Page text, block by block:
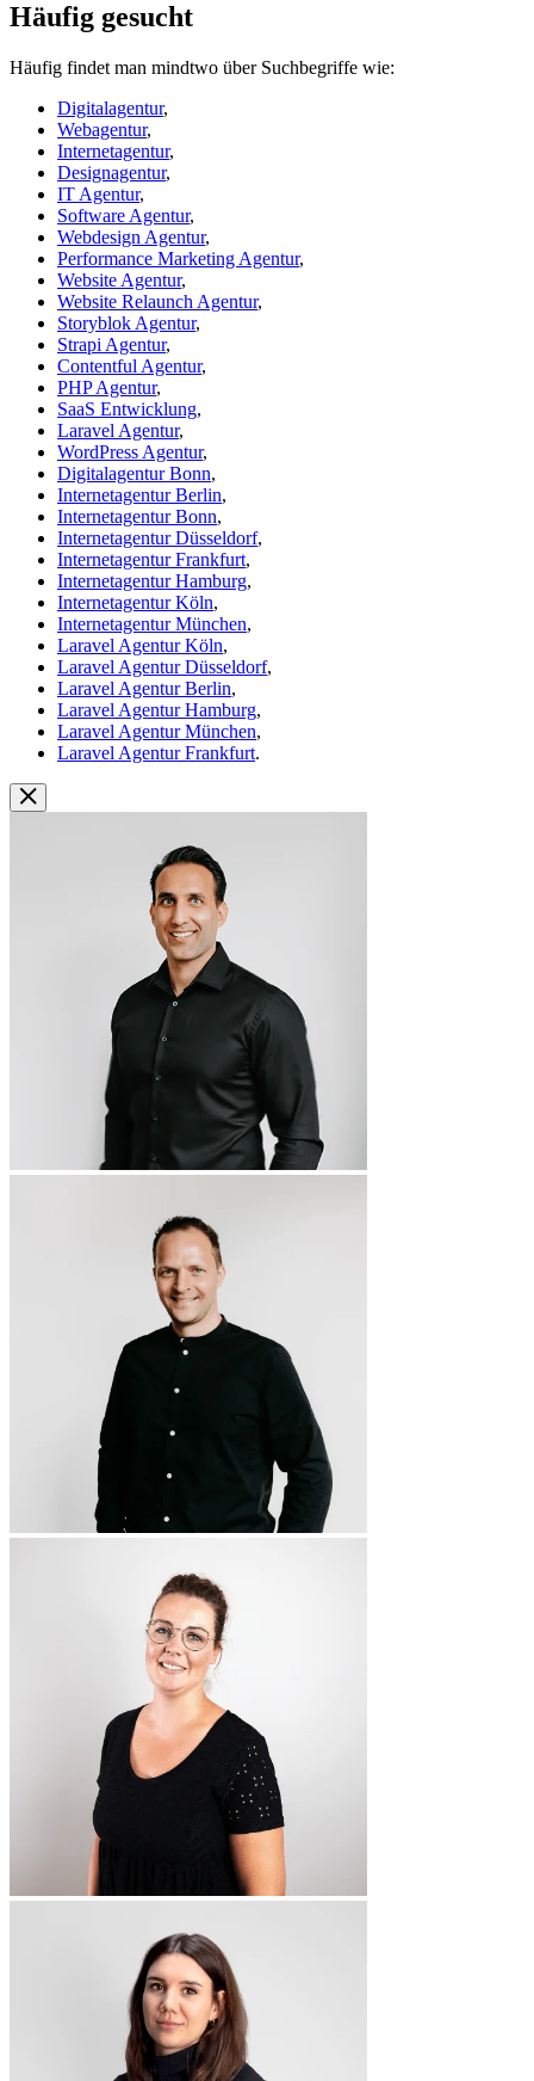
Häufig gesucht
Häufig findet man mindtwo über Suchbegriffe wie:
Digitalagentur,
Webagentur,
Internetagentur,
Designagentur,
IT Agentur,
Software Agentur,
Webdesign Agentur,
Performance Marketing Agentur,
Website Agentur,
Website Relaunch Agentur,
Storyblok Agentur,
Strapi Agentur,
Contentful Agentur,
PHP Agentur,
SaaS Entwicklung,
Laravel Agentur,
WordPress Agentur,
Digitalagentur Bonn,
Internetagentur Berlin,
Internetagentur Bonn,
Internetagentur Düsseldorf,
Internetagentur Frankfurt,
Internetagentur Hamburg,
Internetagentur Köln,
Internetagentur München,
Laravel Agentur Köln,
Laravel Agentur Düsseldorf,
Laravel Agentur Berlin,
Laravel Agentur Hamburg,
Laravel Agentur München,
Laravel Agentur Frankfurt.